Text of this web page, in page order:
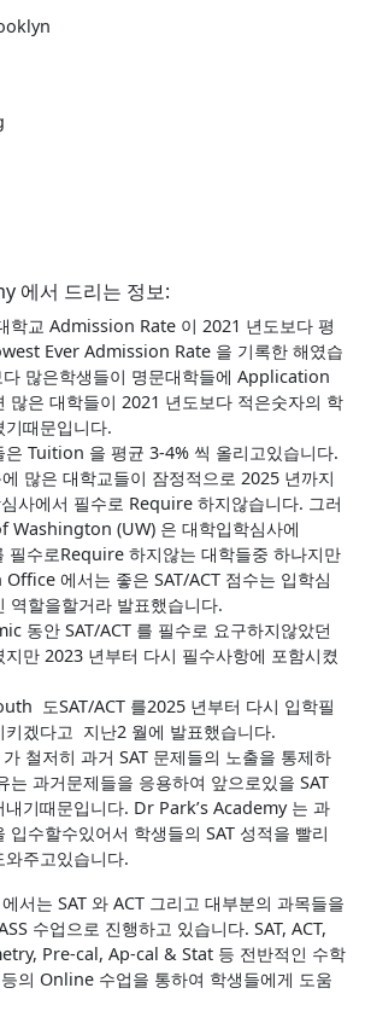
에서 드리는 정보:
학교 Admission Rate 이 2021 년도보다 평
Ever Admission Rate 을 기록한 해였습
많은학생들이 명문대학들에 Application
많은 대학들이 2021 년도보다 적은숫자의 학
때문입니다.
은 Tuition 을 평균 3-4% 씩 올리고있습니다.
많은 대학교들이 잠정적으로 2025 년까지
사에서 필수로 Require 하지않습니다. 그러
Washington (UW) 은 대학입학심사에
필수로Require 하지않는 대학들중 하나지만
에서는 좋은 SAT/ACT 점수는 입학심
역할을할거라 발표했습니다.
동안 SAT/ACT 를 필수로 요구하지않았던
만 2023 년부터 다시 필수사항에 포함시켰
도SAT/ACT 를2025 년부터 다시 입학필
키겠다고 지난2 월에 발표했습니다.
철저히 과거 SAT 문제들의 노출을 통제하
는 과거문제들을 응용하여 앞으로있을 SAT
내기때문입니다. Dr Park’s Academy 는 과
입수할수있어서 학생들의 SAT 성적을 빨리
주고있습니다.
서는 SAT 와 ACT 그리고 대부분의 과목들을
수업으로 진행하고 있습니다. SAT, ACT,
Pre-cal, Ap-cal & Stat 등 전반적인 수학
의 Online 수업을 통하여 학생들에게 도움